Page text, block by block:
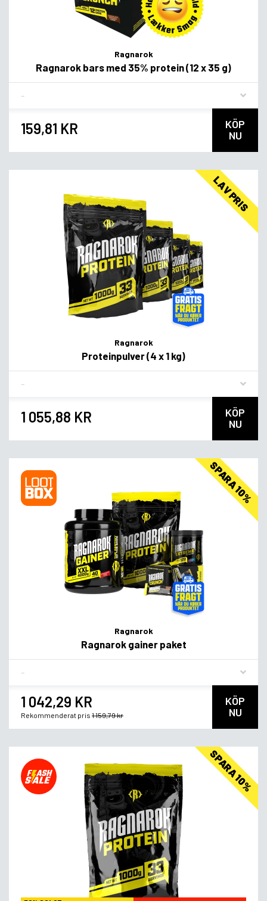
Ragnarok
Ragnarok bars med 35% protein (12 x 35 g)
159,81 KR
KÖP
NU
LAV PRIS
Ragnarok
Proteinpulver (4 x 1 kg)
1 055,88 KR
KÖP
NU
SPARA 10%
Ragnarok
Ragnarok gainer paket
1 042,29 KR
Rekommenderat pris 1 159,79 kr
KÖP
NU
SPARA 10%